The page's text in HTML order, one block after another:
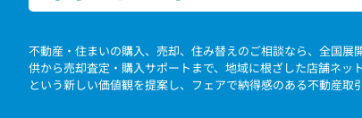
不動産・住まいの購入、売却、住み替えのご相談なら、全国
供から売却査定・購入サポートまで、地域に根ざした店舗ネ
という新しい価値観を提案し、フェアで納得感のある不動産取